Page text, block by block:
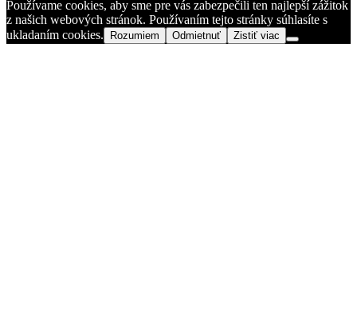
Používame cookies, aby sme pre vás zabezpečili ten najlepší zážitok
z našich webových stránok. Používaním tejto stránky súhlasíte s
ukladaním cookies.
Rozumiem Odmietnuť Zistiť viac